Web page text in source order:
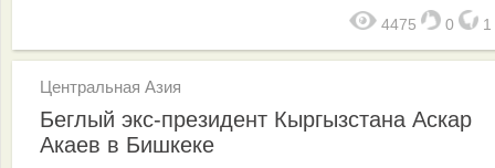
4475 0 1
Центральная Азия
Беглый экс-президент Кыргызстана Аскар
Акаев в Бишкеке